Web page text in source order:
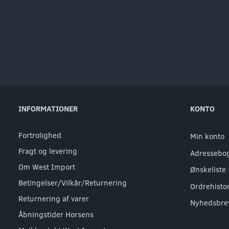
INFORMATIONER
Fortrolighed
Fragt og levering
Om West Import
Betingelser/Vilkår/Returnering
Returnering af varer
Åbningstider Horsens
KONTO
Min konto
Ønskeliste